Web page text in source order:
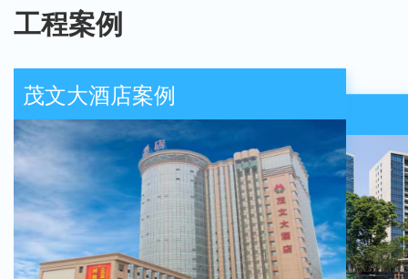
工程案例
茂文大酒店案例
中环丰锦案例
成都
茂文大酒店案例